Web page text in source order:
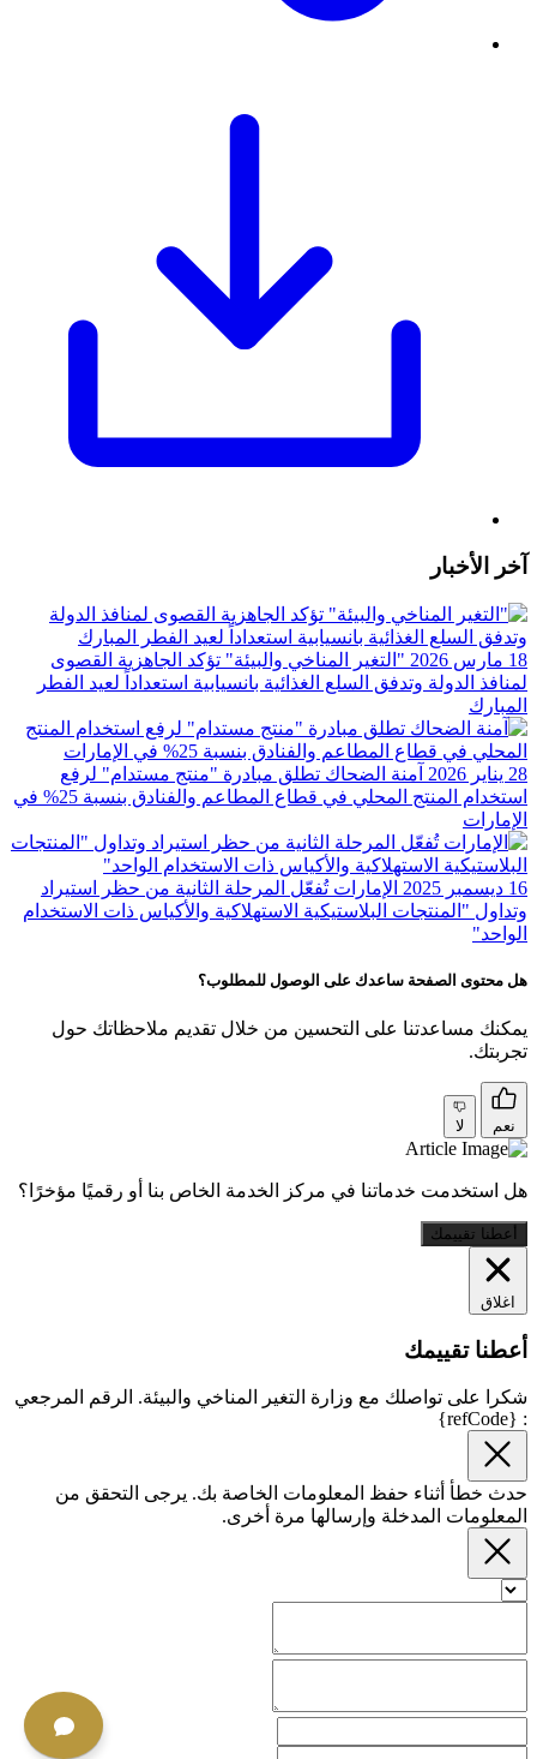
آخر الأخبار
18 مارس 2026
"التغير المناخي والبيئة" تؤكد الجاهزية القصوى
لمنافذ الدولة وتدفق السلع الغذائية بانسيابية استعداداً لعيد الفطر
المبارك
28 يناير 2026
آمنة الضحاك تطلق مبادرة "منتج مستدام" لرفع
استخدام المنتج المحلي في قطاع المطاعم والفنادق بنسبة 25%؜ في
الإمارات
16 ديسمبر 2025
الإمارات تُفعّل المرحلة الثانية من حظر استيراد
وتداول "المنتجات البلاستيكية الاستهلاكية والأكياس ذات الاستخدام
الواحد"
هل محتوى الصفحة ساعدك على الوصول للمطلوب؟
يمكنك مساعدتنا على التحسين من خلال تقديم ملاحظاتك حول
تجربتك.
نعم لا
هل استخدمت خدماتنا في مركز الخدمة الخاص بنا أو رقميًا مؤخرًا؟
أعطنا تقييمك
اغلاق
أعطنا تقييمك
شكرا على تواصلك مع وزارة التغير المناخي والبيئة. الرقم المرجعي
: {refCode}
حدث خطأ أثناء حفظ المعلومات الخاصة بك. يرجى التحقق من
المعلومات المدخلة وإرسالها مرة أخرى.